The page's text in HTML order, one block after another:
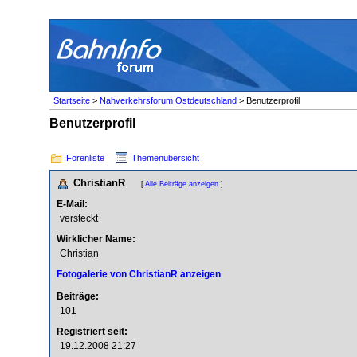
Startseite > Nahverkehrsforum Ostdeutschland > Benutzerprofil
Benutzerprofil
Forenliste Themenübersicht
ChristianR [ Alle Beiträge anzeigen ]
E-Mail:
versteckt
Wirklicher Name:
Christian
Fotogalerie von ChristianR anzeigen
Beiträge:
101
Registriert seit:
19.12.2008 21:27